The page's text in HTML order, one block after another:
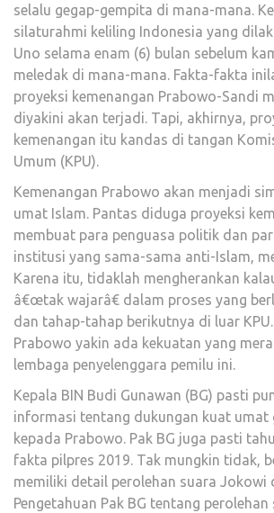
selalu gegap-gempita di mana-mana.
silaturahmi keliling Indonesia yang
Uno selama enam (6) bulan sebelum
meledak di mana-mana. Fakta-fakta
proyeksi kemenangan Prabowo-Sandi
diyakini akan terjadi. Tapi, akhirnya,
kemenangan itu kandas di tangan
Umum (KPU).
Kemenangan Prabowo akan menjadi
umat Islam. Pantas diduga proyeksi
membuat para penguasa politik dan
institusi yang sama-sama anti-Islam,
Karena itu, tidaklah mengherankan
â€œtak wajarâ€ dalam proses yang
dan tahap-tahap berikutnya di luar
Prabowo yakin ada kekuatan yang
lembaga penyelenggara pemilu ini.
Kepala BIN Budi Gunawan (BG) pasti
informasi tentang dukungan kuat umat
kepada Prabowo. Pak BG juga pasti
fakta pilpres 2019. Tak mungkin tidak,
memiliki detail perolehan suara Jokowi
Pengetahuan Pak BG tentang